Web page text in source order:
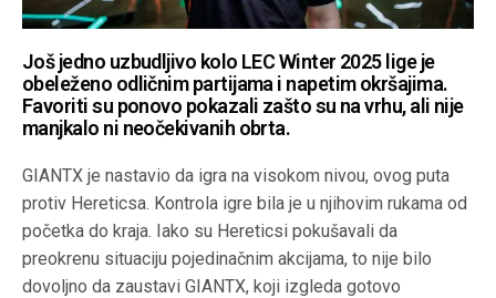
Još jedno uzbudljivo kolo LEC Winter 2025 lige je
obeleženo odličnim partijama i napetim okršajima.
Favoriti su ponovo pokazali zašto su na vrhu, ali nije
manjkalo ni neočekivanih obrta.
GIANTX je nastavio da igra na visokom nivou, ovog puta
protiv Hereticsa. Kontrola igre bila je u njihovim rukama od
početka do kraja. Iako su Hereticsi pokušavali da
preokrenu situaciju pojedinačnim akcijama, to nije bilo
dovoljno da zaustavi GIANTX, koji izgleda gotovo